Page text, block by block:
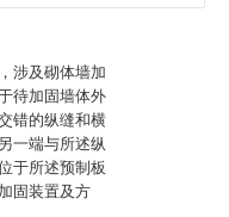
涉及砌体墙加
待加固墙体外
错的纵缝和横
一端与所述纵
于所述预制板
固装置及方